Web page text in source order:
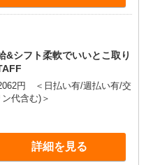
&シフト柔軟でいいとこ取り
円 ＜日払い有/週払い有/交
代含む)＞
詳細を見る